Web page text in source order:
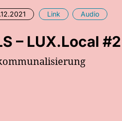
Link Audio
– LUX.Local #2